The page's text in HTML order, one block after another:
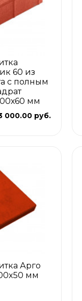
60 из
с полным
мм
000.00 руб.
Арго
мм